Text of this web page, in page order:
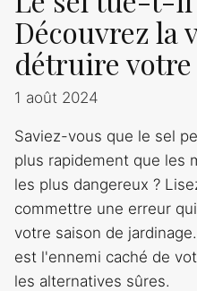
Découvrez la
détruire
1 août 2024
Saviez-vous que le sel
plus rapidement que les
les plus dangereux ?
commettre une erreur
votre saison de
est l'ennemi caché de
les alternatives sûres.